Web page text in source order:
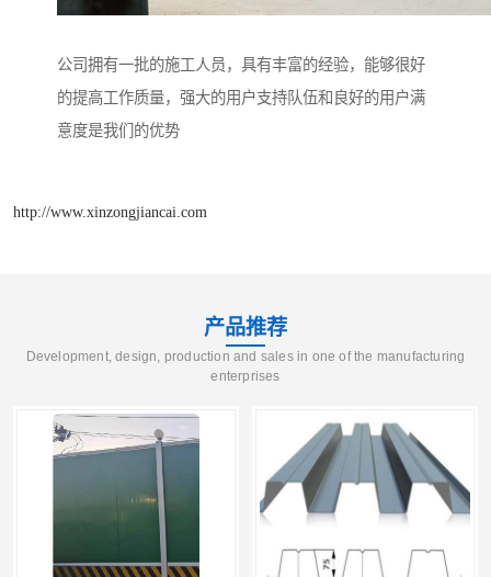
公司拥有一批的施工人员，具有丰富的经验，能够很好
的提高工作质量，强大的用户支持队伍和良好的用户满
意度是我们的优势
http://www.xinzongjiancai.com
产品推荐
Development, design, production and sales in one of the manufacturing
enterprises